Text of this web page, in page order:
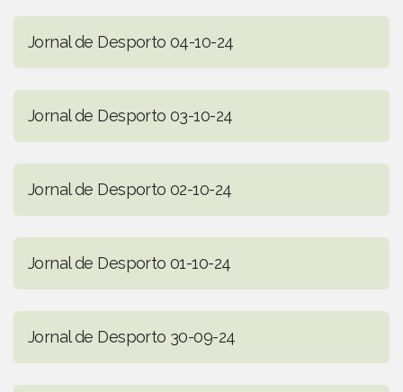
Jornal de Desporto 04-10-24
Jornal de Desporto 03-10-24
Jornal de Desporto 02-10-24
Jornal de Desporto 01-10-24
Jornal de Desporto 30-09-24